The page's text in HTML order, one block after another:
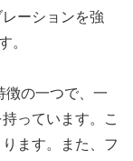
ーションを強
。
徴の一つで、一
っています。こ
ます。また、フ